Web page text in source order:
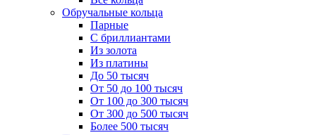
Обручальные кольца
Парные
С бриллиантами
Из золота
Из платины
До 50 тысяч
От 50 до 100 тысяч
От 100 до 300 тысяч
От 300 до 500 тысяч
Более 500 тысяч